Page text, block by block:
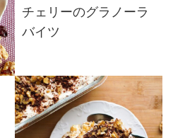
チェリーのグラノーラ
バイツ